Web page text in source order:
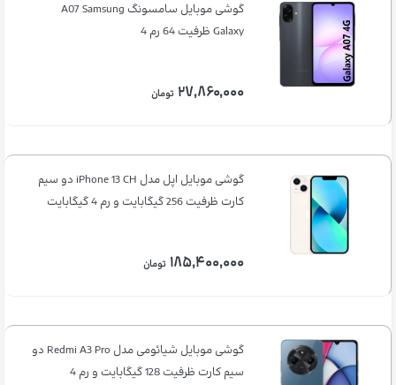
گوشی موبایل سامسونگ A07 Samsung
Galaxy ظرفیت 64 رم 4
۲۷,۸۶۰,۰۰۰ تومان
گوشی موبایل اپل مدل iPhone 13 CH دو سیم‌
کارت ظرفیت 256 گیگابایت و رم 4 گیگابایت
۱۸۵,۴۰۰,۰۰۰ تومان
گوشی موبایل شیائومی مدل Redmi A3 Pro دو
سیم کارت ظرفیت 128 گیگابایت و رم 4